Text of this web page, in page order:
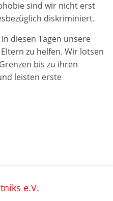
sind wir nicht erst
diskriminiert.
diesen Tagen unsere
zu helfen. Wir lotsen
bis zu ihren
leisten erste
e.V.